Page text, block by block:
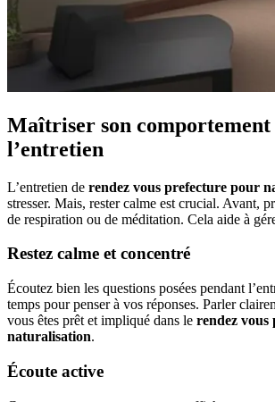
Maîtriser son comportement
l’entretien
L’entretien de rendez vous prefecture pour
stresser. Mais, rester calme est crucial. Avant,
de respiration ou de méditation. Cela aide à
Restez calme et concentré
Écoutez bien les questions posées pendant
temps pour penser à vos réponses. Parler
vous êtes prêt et impliqué dans le rendez
naturalisation.
Écoute active